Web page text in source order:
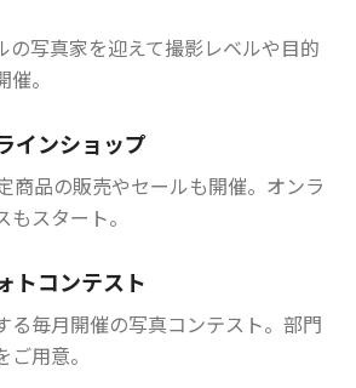
の写真家を迎えて撮影レベルや目的
。
インショップ
商品の販売やセールも開催。オンラ
スタート。
トコンテスト
る毎月開催の写真コンテスト。部門
用意。